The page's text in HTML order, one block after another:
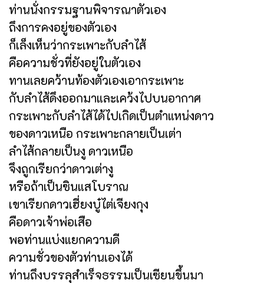
ท่านนั่งกรรมฐานพิจารณาตัวเอง
ถึงการคงอยู่ของตัวเอง
ก็เล็งเห็นว่ากระเพาะกับลำไส้
คือความชั่วที่ยังอยู่ในตัวเอง
ทานเลยคว้านท้องตัวเองเอากระเพาะ
กับลำไส้ดึงออกมาและเคว้งไปบนอากาศ
กระเพาะกับลำไส้ได้ไปเกิดเป็นตำแหน่งดาว
ของดาวเหนือ กระเพาะกลายเป็นเต่า
ลำไส้กลายเป็นงู ดาวเหนือ
จึงถูกเรียกว่าดาวเต่างู
หรือถ้าเป็นซินแสโบราณ
เขาเรียกดาวเฮี่ยงบู๋ไต่เจียงกุง
คือดาวเจ้าพ่อเสือ
พอท่านแบ่งแยกความดี
ความชั่วของตัวท่านเองได้
ท่านถึงบรรลุสำเร็จธรรมเป็นเซียนขึ้นมา